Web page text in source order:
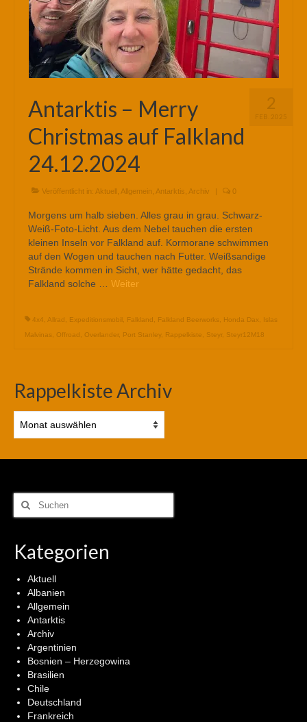
2
FEB. 2025
Antarktis – Merry
Christmas auf Falkland
24.12.2024
Veröffentlicht in: Aktuell Allgemein Antarktis Archiv | 0
Morgens um halb sieben. Alles grau in grau. Schwarz-
Weiß-Foto-Licht. Aus dem Nebel tauchen die ersten
kleinen Inseln vor Falkland auf. Kormorane schwimmen
auf den Wogen und tauchen nach Futter. Weißsandige
Strände kommen in Sicht, wer hätte gedacht, das
Falkland solche … Weiter
4x4 Allrad Expeditionsmobil Falkland Falkland Beerworks Honda Dax
Islas
Malvinas
Offroad Overlander, Port Stanley, Rappelkiste Steyr, Steyr12M18
Rappelkiste Archiv
Archiv
Suchen
nach:
Kategorien
Aktuell
Albanien
Allgemein
Antarktis
Archiv
Argentinien
Bosnien – Herzegowina
Brasilien
Chile
Deutschland
Frankreich